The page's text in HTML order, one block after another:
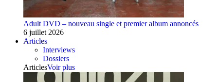
Adult DVD – nouveau single et premier album annoncés
6 juillet 2026
Articles
Interviews
Dossiers
ArticlesVoir plus